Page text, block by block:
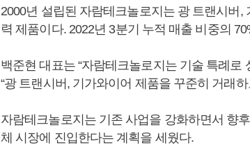
2000년 설립된 자람테크놀로지는 광 트랜시버
력 제품이다. 2022년 3분기 누적 매출 비중의
백준현 대표는 “자람테크놀로지는 기술 특례로
“광 트랜시버, 기가와이어 제품을 꾸준히 거래
자람테크놀로지는 기존 사업을 강화하면서 향
체 시장에 진입한다는 계획을 세웠다.